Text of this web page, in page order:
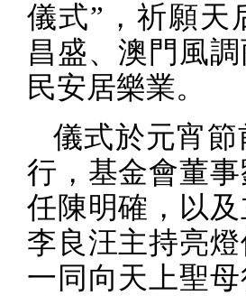
儀式”，祈願天
昌盛、澳門風
民安居樂業。
儀式於元宵
行，基金會董
任陳明確，以
李良汪主持亮
一同向天上聖